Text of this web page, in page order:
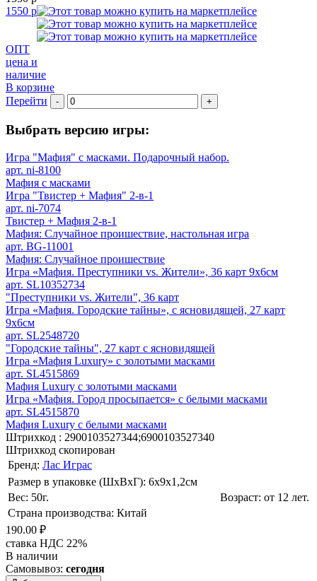
1550 р
ОПТ
цена и
наличие
В корзине
Перейти
- +
Выбрать версию игры:
Игра "Мафия" с масками. Подарочный набор.
арт. ni-8100
Мафия с масками
Игра "Твистер + Мафия" 2-в-1
арт. ni-7074
Твистер + Мафия 2-в-1
Мафия: Случайное проишествие, настольная игра
арт. BG-11001
Мафия: Случайное проишествие
Игра «Мафия. Преступники vs. Жители», 36 карт 9х6см
арт. SL10352734
"Преступники vs. Жители", 36 карт
Игра «Мафия. Городские тайны», с ясновидящей, 27 карт
9х6см
арт. SL2548720
"Городские тайны", 27 карт с ясновидящей
Игра «Мафия Luxury» с золотыми масками
арт. SL4515869
Мафия Luxury с золотыми масками
Игра «Мафия. Город просыпается» с белыми масками
арт. SL4515870
Мафия Luxury с белыми масками
Штрихкод : 2900103527344;6900103527340
Штрихкод скопирован
Бренд: Лас Играс
Размер в упаковке (ШхВxГ): 6х9х1,2cм
Вес: 50г.
Возраст: от 12 лет.
Страна производства: Китай
190.00 ₽
ставка НДС 22%
В наличии
Самовывоз: сегодня